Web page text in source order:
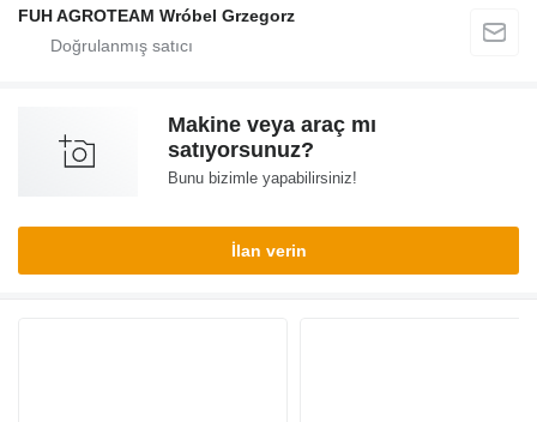
FUH AGROTEAM Wróbel Grzegorz
Makine veya araç mı
satıyorsunuz?
Bunu bizimle yapabilirsiniz!
İlan verin